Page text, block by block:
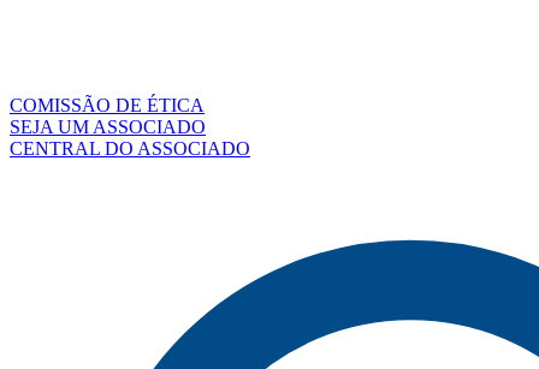
COMISSÃO DE ÉTICA
SEJA UM ASSOCIADO
CENTRAL DO ASSOCIADO